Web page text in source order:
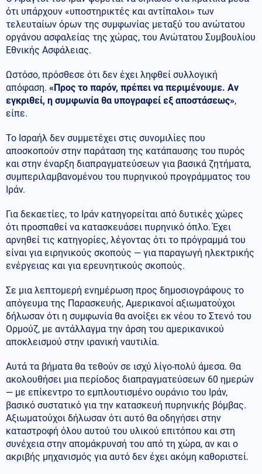
ότι υπάρχουν «υποστηρικτές και αντίπαλοι» των
τελευταίων όρων της συμφωνίας μεταξύ του ανώτατου
οργάνου ασφαλείας της χώρας, του Ανώτατου Συμβουλίου
Εθνικής Ασφάλειας.
Ωστόσο, πρόσθεσε ότι δεν έχει ληφθεί συλλογική
απόφαση. «Προς το παρόν, πρέπει να περιμένουμε. Αν
εγκριθεί, η συμφωνία θα υπογραφεί εξ αποστάσεως»,
είπε.
Το Ισραήλ δεν συμμετέχει στις συνομιλίες που
αποσκοπούν στην παράταση της κατάπαυσης του πυρός
και στην έναρξη διαπραγματεύσεων για βασικά ζητήματα,
συμπεριλαμβανομένου του πυρηνικού προγράμματος του
Ιράν.
Για δεκαετίες, το Ιράν κατηγορείται από δυτικές χώρες
ότι προσπαθεί να κατασκευάσει πυρηνικό όπλο. Έχει
αρνηθεί τις κατηγορίες, λέγοντας ότι το πρόγραμμά του
είναι για ειρηνικούς σκοπούς — για παραγωγή ηλεκτρικής
ενέργειας και για ερευνητικούς σκοπούς.
Σε μια λεπτομερή ενημέρωση προς δημοσιογράφους το
απόγευμα της Παρασκευής, Αμερικανοί αξιωματούχοι
δήλωσαν ότι η συμφωνία θα ανοίξει εκ νέου το Στενό του
Ορμούζ, με αντάλλαγμα την άρση του αμερικανικού
αποκλεισμού στην ιρανική ναυτιλία.
Αυτά τα βήματα θα τεθούν σε ισχύ λίγο-πολύ άμεσα. Θα
ακολουθήσει μια περίοδος διαπραγματεύσεων 60 ημερών
— με επίκεντρο το εμπλουτισμένο ουράνιο του Ιράν,
βασικό συστατικό για την κατασκευή πυρηνικής βόμβας.
Αξιωματούχοι δήλωσαν ότι αυτό θα οδηγήσει στην
καταστροφή όλου αυτού του υλικού επιτόπου και στη
συνέχεια στην απομάκρυνσή του από τη χώρα, αν και ο
ακριβής μηχανισμός για αυτό δεν έχει ακόμη καθοριστεί.